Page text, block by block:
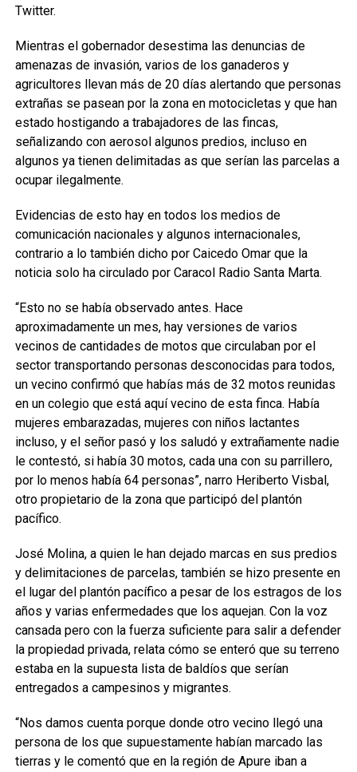
Twitter.
Mientras el gobernador desestima las denuncias de
amenazas de invasión, varios de los ganaderos y
agricultores llevan más de 20 días alertando que personas
extrañas se pasean por la zona en motocicletas y que han
estado hostigando a trabajadores de las fincas,
señalizando con aerosol algunos predios, incluso en
algunos ya tienen delimitadas as que serían las parcelas a
ocupar ilegalmente.
Evidencias de esto hay en todos los medios de
comunicación nacionales y algunos internacionales,
contrario a lo también dicho por Caicedo Omar que la
noticia solo ha circulado por Caracol Radio Santa Marta.
“Esto no se había observado antes. Hace
aproximadamente un mes, hay versiones de varios
vecinos de cantidades de motos que circulaban por el
sector transportando personas desconocidas para todos,
un vecino confirmó que habías más de 32 motos reunidas
en un colegio que está aquí vecino de esta finca. Había
mujeres embarazadas, mujeres con niños lactantes
incluso, y el señor pasó y los saludó y extrañamente nadie
le contestó, si había 30 motos, cada una con su parrillero,
por lo menos había 64 personas”, narro Heriberto Visbal,
otro propietario de la zona que participó del plantón
pacífico.
José Molina, a quien le han dejado marcas en sus predios
y delimitaciones de parcelas, también se hizo presente en
el lugar del plantón pacífico a pesar de los estragos de los
años y varias enfermedades que los aquejan. Con la voz
cansada pero con la fuerza suficiente para salir a defender
la propiedad privada, relata cómo se enteró que su terreno
estaba en la supuesta lista de baldíos que serían
entregados a campesinos y migrantes.
“Nos damos cuenta porque donde otro vecino llegó una
persona de los que supuestamente habían marcado las
tierras y le comentó que en la región de Apure iban a